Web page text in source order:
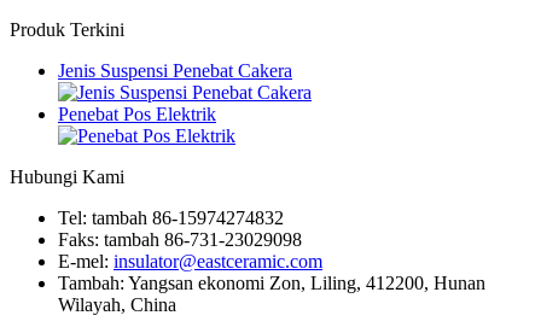
Produk Terkini
Jenis Suspensi Penebat Cakera
Penebat Pos Elektrik
Hubungi Kami
Tel: tambah 86-15974274832
Faks: tambah 86-731-23029098
E-mel: insulator@eastceramic.com
Tambah: Yangsan ekonomi Zon, Liling, 412200, Hunan
Wilayah, China